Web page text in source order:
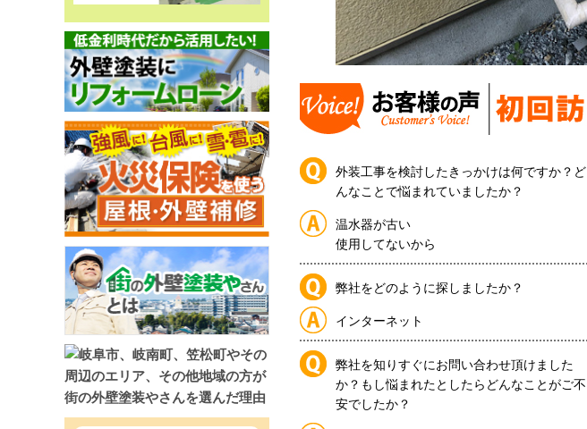
外装工事を検討したきっかけは何ですか？ど
んなことで悩まれていましたか？
温水器が古い
使用してないから
弊社をどのように探しましたか？
インターネット
弊社を知りすぐにお問い合わせ頂けました
か？もし悩まれたとしたらどんなことがご不
安でしたか？